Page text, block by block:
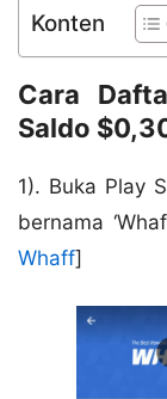
Konten
Cara
Saldo
1). Buka Play
bernama
Whaff]